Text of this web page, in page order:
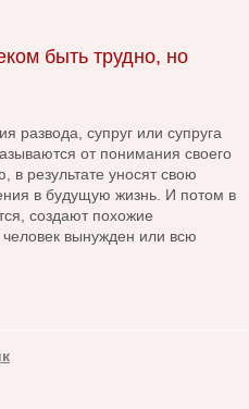
быть трудно, но
развода, супруг или супруга
от понимания своего
в результате уносят свою
в будущую жизнь. И потом в
создают похожие
вынужден или всю